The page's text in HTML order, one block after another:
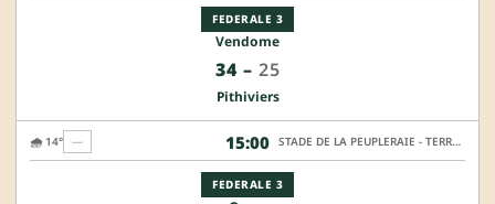
FEDERALE 3
Vendome
34– 25
Pithiviers
15:00
FEDERALE 3
🌧️ 14° — STADE DE LA PEUPLERAIE - TERRAIN ANNEXE SYNTHÉTIQUE